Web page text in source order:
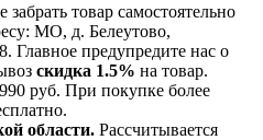
товар самостоятельно
МО, д. Белеутово,
Главное предупредите нас о
скидка 1.5% на товар.
990 руб. При покупке более
области. Рассчитывается